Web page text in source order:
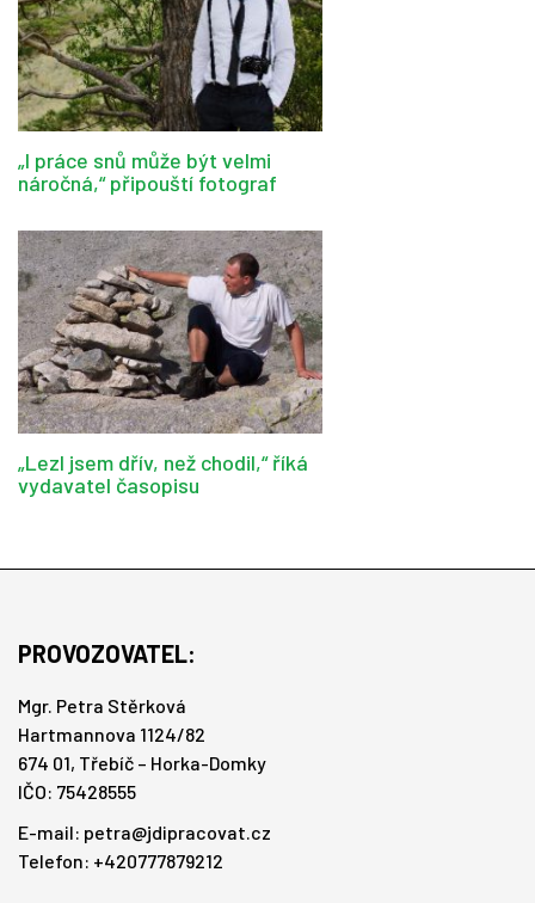
„I práce snů může být velmi
náročná,“ připouští fotograf
„Lezl jsem dřív, než chodil,“ říká
vydavatel časopisu
PROVOZOVATEL:
Mgr. Petra Stěrková
Hartmannova 1124/82
674 01, Třebíč – Horka-Domky
IČO: 75428555
E-mail: petra@jdipracovat.cz
Telefon: +420777879212